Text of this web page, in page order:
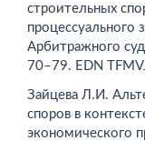
строительных
процессуального
Арбитражного
70–79. EDN
Зайцева Л.И.
споров в
экономического